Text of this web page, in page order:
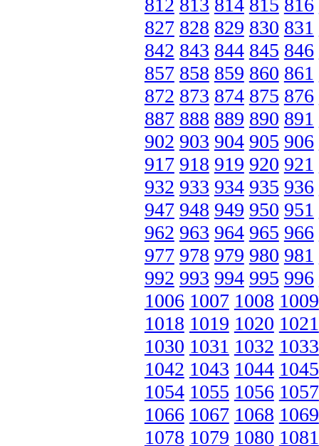
812 813 814 815 816
827 828 829 830 831
842 843 844 845 846
857 858 859 860 861
872 873 874 875 876
887 888 889 890 891
902 903 904 905 906
917 918 919 920 921
932 933 934 935 936
947 948 949 950 951
962 963 964 965 966
977 978 979 980 981
992 993 994 995 996
1006 1007 1008 1009
1018 1019 1020 1021
1030 1031 1032 1033
1042 1043 1044 1045
1054 1055 1056 1057
1066 1067 1068 1069
1078 1079 1080 1081